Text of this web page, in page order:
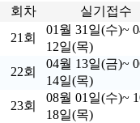
회차 실기접수
21회
01월 31일(수)~
12일(목)
22회
04월 13일(금)~
14일(목)
23회
08월 01일(수)~
18일(목)